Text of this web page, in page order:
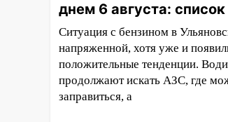
09:44 Ульяновские
помогли юному
на улице
08:21 В Заволжском
украли два велосипеда
07:18
днем 6 августа:
Ситуация с бензином в
напряженной, хотя уже и
положительные тенденции.
продолжают искать АЗС, где
заправиться, а